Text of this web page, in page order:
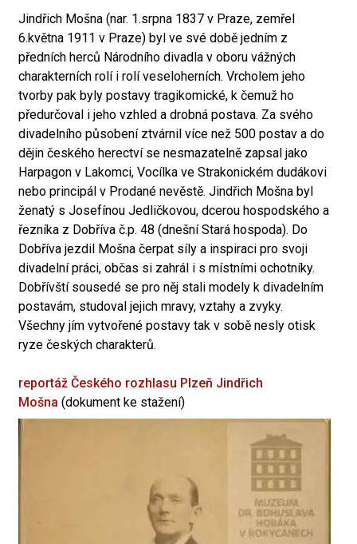
Jindřich Mošna (nar. 1.srpna 1837 v Praze, zemřel
6.května 1911 v Praze) byl ve své době jedním z
předních herců Národního divadla v oboru vážných
charakterních rolí i rolí veseloherních. Vrcholem jeho
tvorby pak byly postavy tragikomické, k čemuž ho
předurčoval i jeho vzhled a drobná postava. Za svého
divadelního působení ztvárnil více než 500 postav a do
dějin českého herectví se nesmazatelně zapsal jako
Harpagon v Lakomci, Vocílka ve Strakonickém dudákovi
nebo principál v Prodané nevěstě. Jindřich Mošna byl
ženatý s Josefínou Jedličkovou, dcerou hospodského a
řezníka z Dobříva č.p. 48 (dnešní Stará hospoda). Do
Dobříva jezdil Mošna čerpat síly a inspiraci pro svoji
divadelní práci, občas si zahrál i s místními ochotníky.
Dobřívští sousedé se pro něj stali modely k divadelním
postavám, studoval jejich mravy, vztahy a zvyky.
Všechny jím vytvořené postavy tak v sobě nesly otisk
ryze českých charakterů.
reportáž Českého rozhlasu Plzeň Jindřich
Mošna (dokument ke stažení)